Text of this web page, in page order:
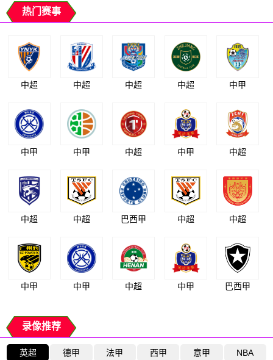
热门赛事
中超 中超 中超 中超 中甲
中甲 中甲 中超 中甲 中超
中超 中超 巴西甲 中超 中超
中甲 中甲 中超 中甲 巴西甲
录像推荐
英超 德甲 法甲 西甲 意甲 NBA